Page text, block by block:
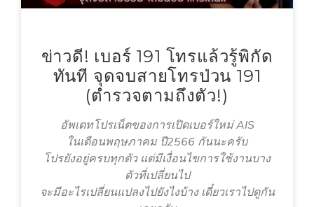
ข่าวดี! เบอร์ 191 โทรแล้วรู้พิกัด
ทันที จุดจบสายโทรป่วน 191
(ตำรวจตามถึงตัว!)
อัพเดทโปรเน็ตของการเปิดเบอร์ใหม่ AIS
ในเดือนพฤษภาคม ปี2566 กันนะครับ
โปรยังอยู่ครบทุกตัว แต่มีเงื่อนไขการใช้งานบาง
ตัวที่เปลี่ยนไป
จะมีอะไรเปลี่ยนแปลงไปยังไงบ้าง เดี๋ยวเราไปดูกัน